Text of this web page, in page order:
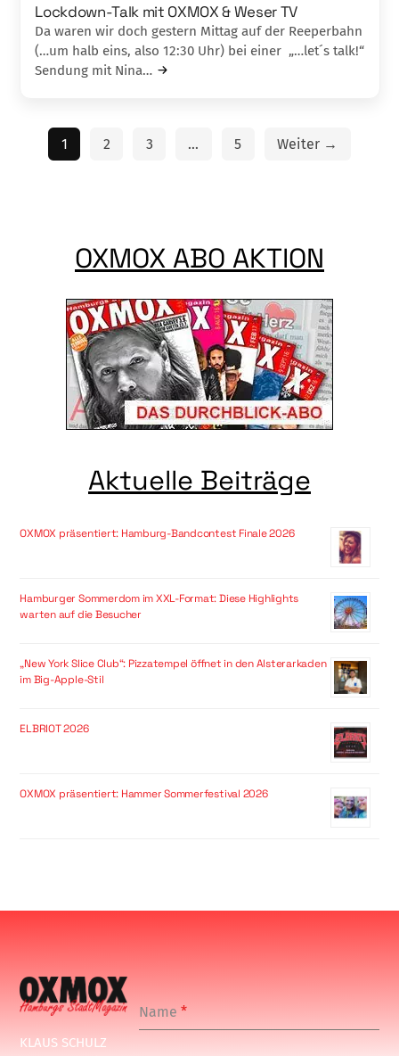
Lockdown-Talk mit OXMOX & Weser TV
Da waren wir doch gestern Mittag auf der Reeperbahn
(…um halb eins, also 12:30 Uhr) bei einer „…let´s talk!“
Sendung mit Nina…
1 2 3 … 5 Weiter →
OXMOX ABO AKTION
Aktuelle Beiträge
OXMOX präsentiert: Hamburg-Bandcontest Finale 2026
Hamburger Sommerdom im XXL-Format: Diese Highlights
warten auf die Besucher
„New York Slice Club“: Pizzatempel öffnet in den Alsterarkaden
im Big-Apple-Stil
ELBRIOT 2026
OXMOX präsentiert: Hammer Sommerfestival 2026
KLAUS SCHULZ
Name*